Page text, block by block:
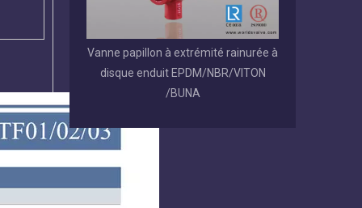
de PFA
Vanne papillon à extrémité rainurée à
disque enduit EPDM/NBR/VITON
/BUNA